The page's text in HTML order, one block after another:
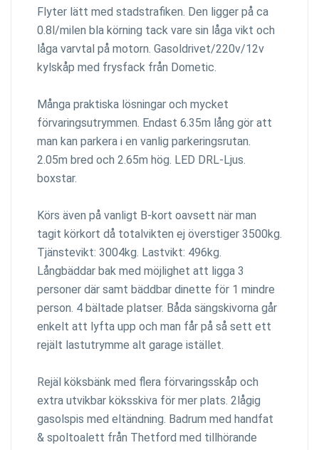
Flyter lätt med stadstrafiken. Den ligger på ca
0.8l/milen bla körning tack vare sin låga vikt och
låga varvtal på motorn. Gasoldrivet/220v/12v
kylskåp med frysfack från Dometic.
Många praktiska lösningar och mycket
förvaringsutrymmen. Endast 6.35m lång gör att
man kan parkera i en vanlig parkeringsrutan.
2.05m bred och 2.65m hög. LED DRL-Ljus.
boxstar.
Körs även på vanligt B-kort oavsett när man
tagit körkort då totalvikten ej överstiger 3500kg.
Tjänstevikt: 3004kg. Lastvikt: 496kg.
Långbäddar bak med möjlighet att ligga 3
personer där samt bäddbar dinette för 1 mindre
person. 4 bältade platser. Båda sängskivorna går
enkelt att lyfta upp och man får på så sett ett
rejält lastutrymme alt garage istället.
Rejäl köksbänk med flera förvaringsskåp och
extra utvikbar köksskiva för mer plats. 2lågig
gasolspis med eltändning. Badrum med handfat
& spoltoalett från Thetford med tillhörande